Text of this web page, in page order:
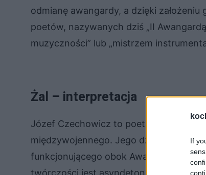
If
odmianę awangardy, a dzięki założeniu
poetów, nazywanych dziś „II
muzyczności” lub „mistrzem
Żal – interpretacja
Józef Czechowicz to poeta, który
międzywojennego. Jego dzieła
funkcjonującego obok Awangardy
twórczości jest asyndeton, czyli